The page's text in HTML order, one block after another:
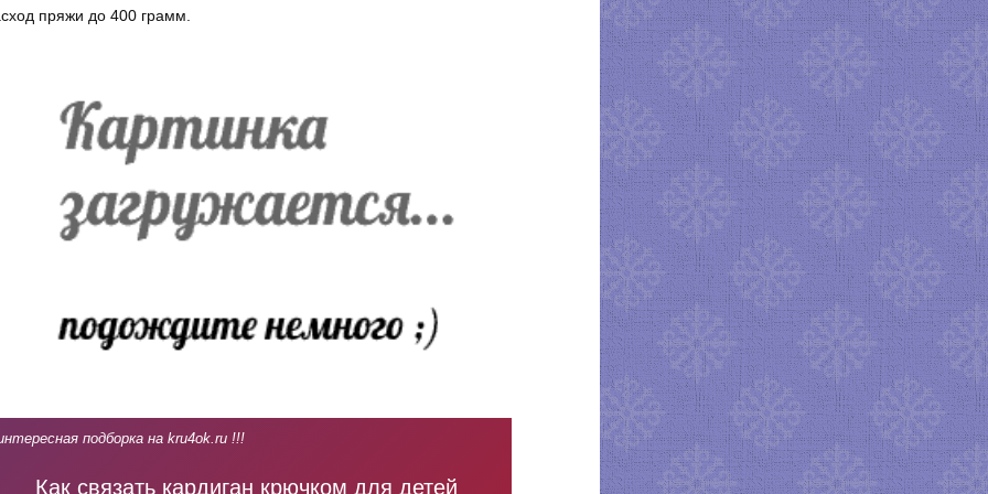
пряжи до 400 грамм.
подборка на kru4ok.ru !!!
Как связать кардиган крючком для детей